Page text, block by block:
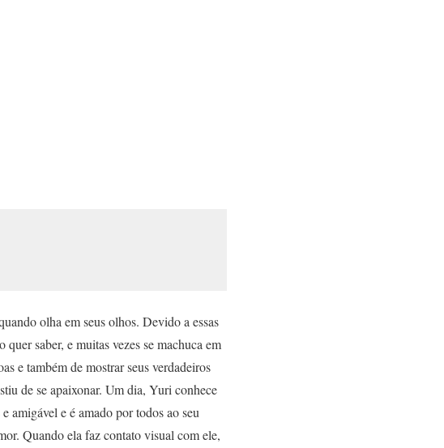
olha em seus olhos. Devido a essas
saber, e muitas vezes se machuca em
e também de mostrar seus verdadeiros
de se apaixonar. Um dia, Yuri conhece
amigável e é amado por todos ao seu
Quando ela faz contato visual com ele,